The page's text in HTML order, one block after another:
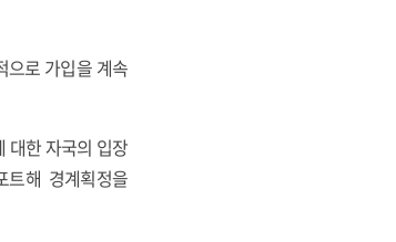
으로 가입을 계속
대한 자국의 입장
해 경계획정을